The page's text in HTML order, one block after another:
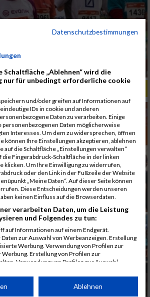
B2RUN / 16.07.2019
Datenschutzbestimmungen
Schaltfläche „Ablehnen“ wird die
nur für unbedingt erforderliche cookie
und/oder greifen auf Informationen auf
IDs in cookie und anderen
Daten zu verarbeiten. Einige
Daten möglicherweise
Interesses. Um dem zu widersprechen, öffnen
können Ihre Einstellungen akzeptieren, ablehnen
auf die Schaltfläche „Einstellungen verwalten“
Fingerabdruck-Schaltfläche in der linken
klicken. Um Ihre Einwilligung zu widerrufen,
oder den Link in der Fußzeile der Website
„Meine Daten“. Auf dieser Seite können
Diese Entscheidungen werden unseren
keinen Einfluss auf die Browserdaten.
verarbeiten Daten, um die Leistung
und Folgendes zu tun:
auf Informationen auf einem Endgerät.
zur Auswahl von Werbeanzeigen. Erstellung
Werbung. Verwendung von Profilen zur
Erstellung von Profilen zur
Verwendung von Profilen zur Auswahl
Analyse von Zielgruppen durch Statistiken oder
aus verschiedenen Quellen. Entwicklung und
Ablehnen